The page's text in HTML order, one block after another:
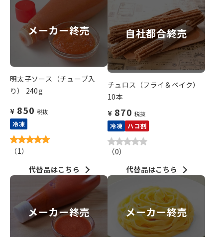
メーカー終売
明太子ソース（チューブ入
り） 240g
¥ 850 税抜
冷凍
（1）
代替品はこちら
自社都合終売
チュロス（フライ＆ベイク）
10本
¥ 870 税抜
冷凍 ハコ割
（0）
代替品はこちら
メーカー終売 メーカー終売